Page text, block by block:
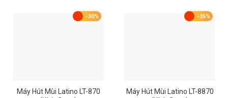
-30%
Máy Hút Mùi Latino LT-870
-35%
Máy Hút Mùi Latino LT-8870